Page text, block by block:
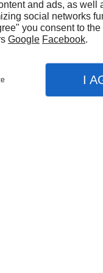
frais. Sa
and ads, as well
social networks
you consent to
Google Facebook.
I